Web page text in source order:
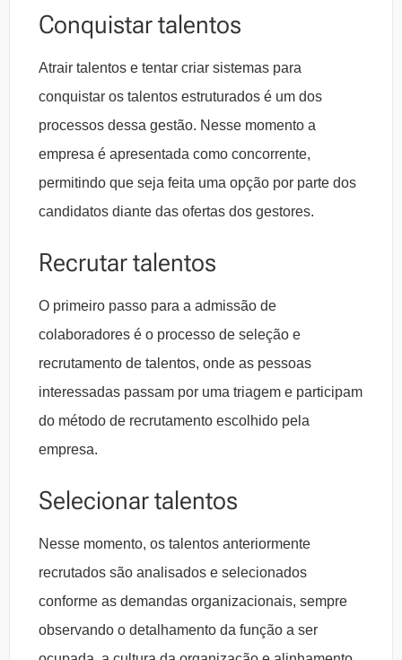
Conquistar talentos
Atrair talentos e tentar criar sistemas para
conquistar os talentos estruturados é um dos
processos dessa gestão. Nesse momento a
empresa é apresentada como concorrente,
permitindo que seja feita uma opção por parte dos
candidatos diante das ofertas dos gestores.
Recrutar talentos
O primeiro passo para a admissão de
colaboradores é o processo de seleção e
recrutamento de talentos, onde as pessoas
interessadas passam por uma triagem e participam
do método de recrutamento escolhido pela
empresa.
Selecionar talentos
Nesse momento, os talentos anteriormente
recrutados são analisados e selecionados
conforme as demandas organizacionais, sempre
observando o detalhamento da função a ser